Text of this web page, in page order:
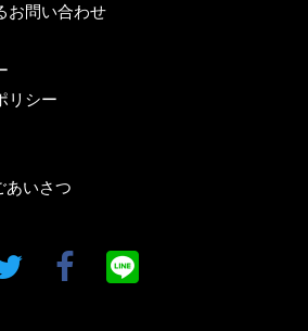
お問い合わせ
リシー
あいさつ